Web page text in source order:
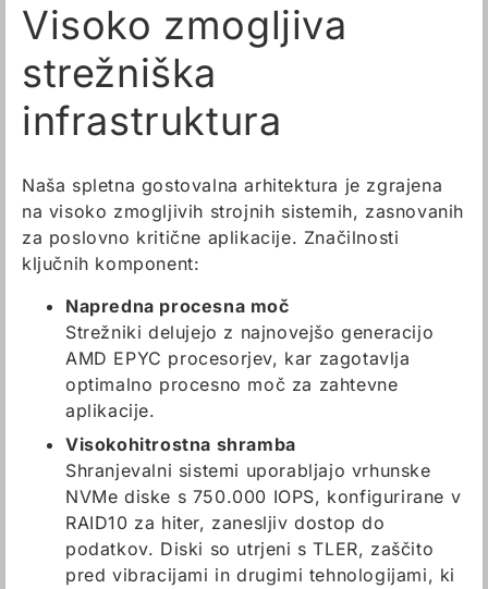
Visoko zmogljiva
strežniška
infrastruktura
Naša spletna gostovalna arhitektura je zgrajena
na visoko zmogljivih strojnih sistemih, zasnovanih
za poslovno kritične aplikacije. Značilnosti
ključnih komponent:
Napredna procesna moč
Strežniki delujejo z najnovejšo generacijo
AMD EPYC procesorjev, kar zagotavlja
optimalno procesno moč za zahtevne
aplikacije.
Visokohitrostna shramba
Shranjevalni sistemi uporabljajo vrhunske
NVMe diske s 750.000 IOPS, konfigurirane v
RAID10 za hiter, zanesljiv dostop do
podatkov. Diski so utrjeni s TLER, zaščito
pred vibracijami in drugimi tehnologijami, ki